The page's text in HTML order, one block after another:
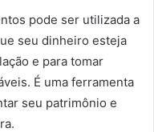
pode ser utilizada a
seu dinheiro esteja
e para tomar
É uma ferramenta
seu patrimônio e